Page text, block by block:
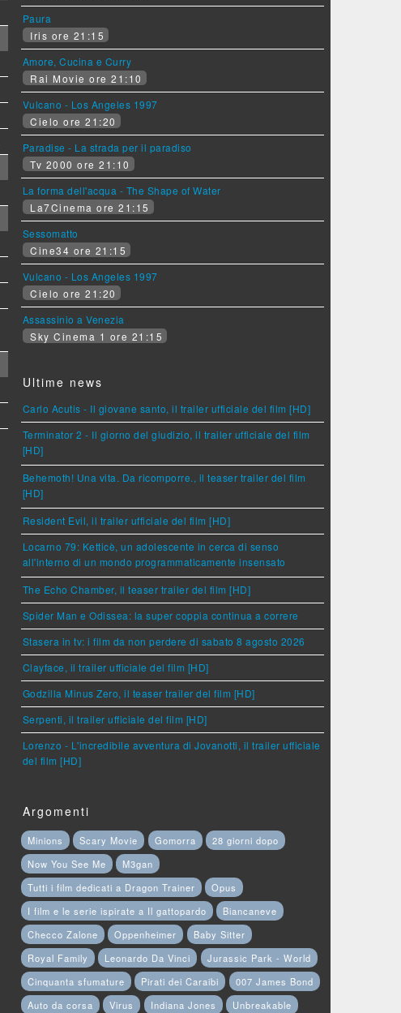
Paura
Iris ore 21:15
Amore, Cucina e Curry
Rai Movie ore 21:10
Vulcano - Los Angeles 1997
Cielo ore 21:20
Paradise - La strada per il paradiso
Tv 2000 ore 21:10
La forma dell'acqua - The Shape of Water
La7Cinema ore 21:15
Sessomatto
Cine34 ore 21:15
Vulcano - Los Angeles 1997
Cielo ore 21:20
Assassinio a Venezia
Sky Cinema 1 ore 21:15
Ultime news
Carlo Acutis - Il giovane santo, il trailer ufficiale del film [HD]
Terminator 2 - Il giorno del giudizio, il trailer ufficiale del film
[HD]
Behemoth! Una vita. Da ricomporre., il teaser trailer del film
[HD]
Resident Evil, il trailer ufficiale del film [HD]
Locarno 79: Ketticè, un adolescente in cerca di senso
all'interno di un mondo programmaticamente insensato
The Echo Chamber, il teaser trailer del film [HD]
Spider Man e Odissea: la super coppia continua a correre
Stasera in tv: i film da non perdere di sabato 8 agosto 2026
Clayface, il trailer ufficiale del film [HD]
Godzilla Minus Zero, il teaser trailer del film [HD]
Serpenti, il trailer ufficiale del film [HD]
Lorenzo - L'incredibile avventura di Jovanotti, il trailer ufficiale
del film [HD]
Argomenti
Minions Scary Movie Gomorra
28 giorni dopo
Now You See Me
M3gan
Tutti i film dedicati a Dragon Trainer
Opus
I film e le serie ispirate a Il gattopardo
Biancaneve
Checco Zalone
Oppenheimer
Baby Sitter
Royal Family
Leonardo Da Vinci
Jurassic Park - World
Cinquanta sfumature
Pirati dei Caraibi
007 James Bond
Auto da corsa
Virus Indiana Jones Unbreakable